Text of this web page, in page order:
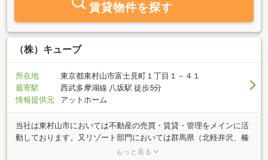
賃貸物件を探す
（株）キューブ
所在地
東京都東村山市富士見町１丁目１－４１
最寄駅
西武多摩湖線 八坂駅 徒歩5分
情報提供元
アットホーム
当社は東村山市においては不動産の売買・賃貸・管理をメインに活
動しております。又リゾート部門においては群馬県（北軽井沢、榛
名、川場、片品、赤城、子持等）宮城県（蔵王青根温泉）を中心に
もっと見る